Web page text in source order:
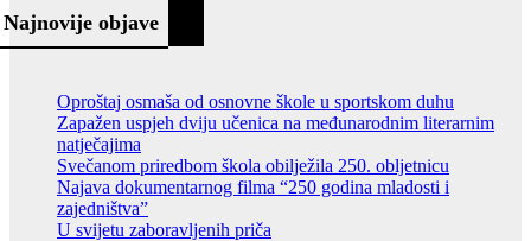
Najnovije objave
Oproštaj osmaša od osnovne škole u sportskom duhu
Zapažen uspjeh dviju učenica na međunarodnim literarnim
natječajima
Svečanom priredbom škola obilježila 250. obljetnicu
Najava dokumentarnog filma “250 godina mladosti i
zajedništva”
U svijetu zaboravljenih priča